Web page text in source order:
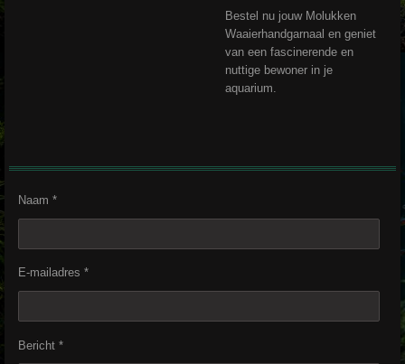
Bestel nu jouw Molukken
Waaierhandgarnaal en geniet
van een fascinerende en
nuttige bewoner in je
aquarium.
Naam *
E-mailadres *
Bericht *